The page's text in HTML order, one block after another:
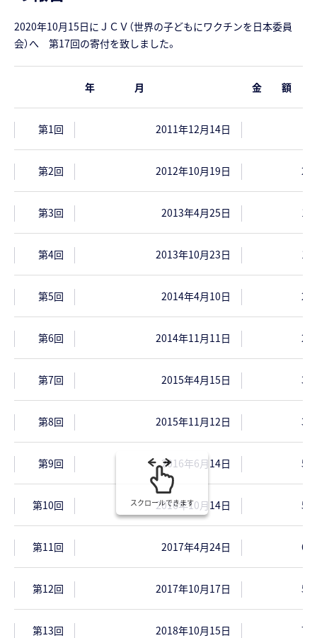
2020年10月15日にＪＣＶ（世界の子どもにワクチンを日本委員
会）へ 第17回の寄付を致しました。
年 月 金 額
第1回 2011年12月14日
第2回 2012年10月19日
第3回 2013年4月25日
第4回 2013年10月23日
第5回 2014年4月10日
第6回 2014年11月11日
第7回 2015年4月15日
第8回 2015年11月12日
第9回 2016年6月14日
第10回 2016年10月14日
第11回 2017年4月24日
第12回 2017年10月17日
第13回 2018年10月15日
スクロールできます